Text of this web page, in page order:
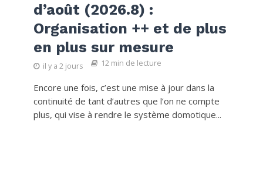
d’août (2026.8) :
Organisation ++ et de plus
en plus sur mesure
il y a 2 jours 12 min de lecture
Encore une fois, c’est une mise à jour dans la
continuité de tant d’autres que l’on ne compte
plus, qui vise à rendre le système domotique...